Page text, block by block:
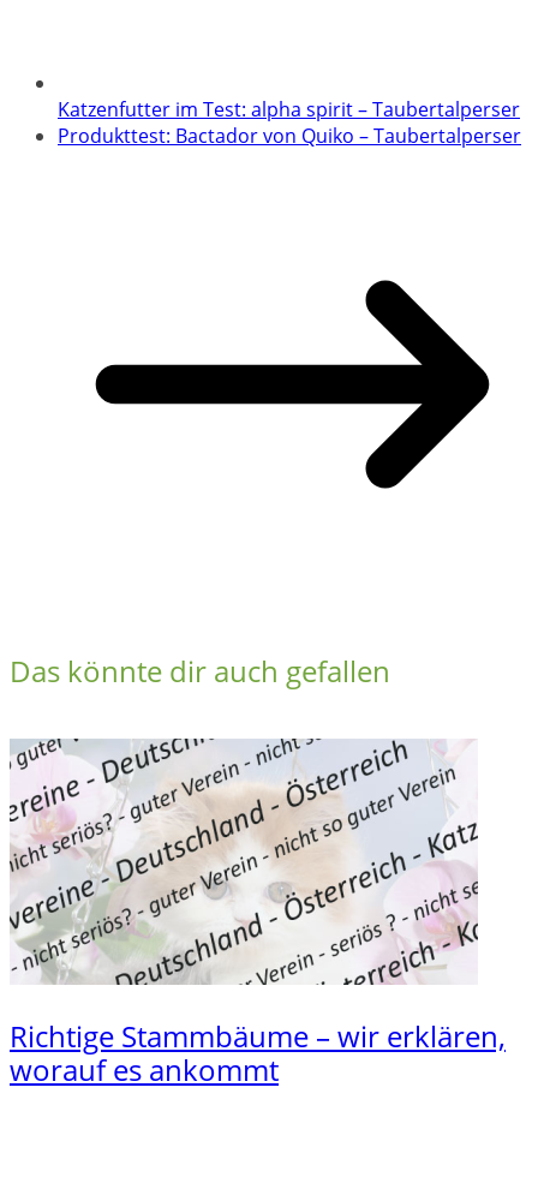
Katzenfutter im Test: alpha spirit – Taubertalperser
Produkttest: Bactador von Quiko – Taubertalperser
Das könnte dir auch gefallen
Richtige Stammbäume – wir erklären,
worauf es ankommt